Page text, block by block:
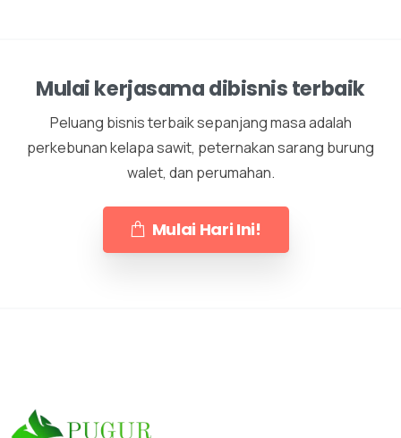
Mulai kerjasama dibisnis terbaik
Peluang bisnis terbaik sepanjang masa adalah
perkebunan kelapa sawit, peternakan sarang burung
walet, dan perumahan.
Mulai Hari Ini!